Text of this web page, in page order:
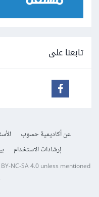
تابعنا على
عن أكاديمية حسوب
إرشادات الاستخدام
BY-NC-SA 4.0unless mentioned